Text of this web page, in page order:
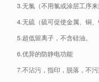
3.无氯（不用氯或涂层工序来
4.无硫（硫可促使金属、铜、
5.超低留离子，不含硅油。
6.优异的防静电功能
7.不沾污，指印，脱落，不